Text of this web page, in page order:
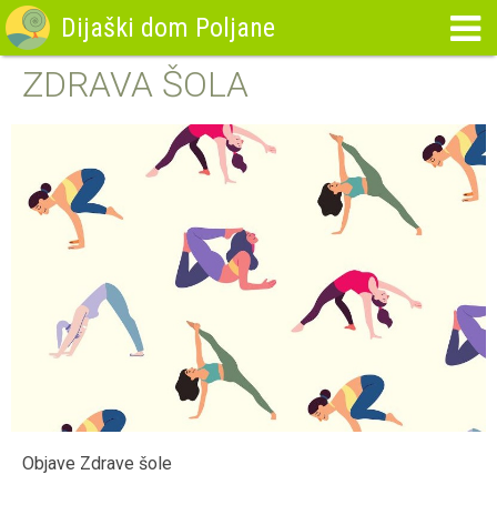
Dijaški dom Poljane
ZDRAVA ŠOLA
Objave Zdrave šole